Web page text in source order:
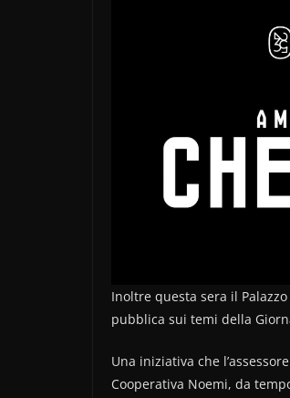
Inoltre questa sera il
pubblica sui temi della
Una iniziativa che
Cooperativa Noemi, da